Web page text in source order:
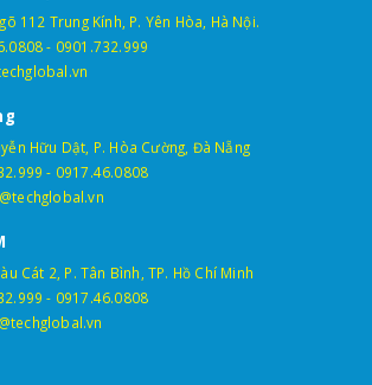
112 Trung Kính, P. Yên Hòa, Hà Nội.
- 0901.732.999
Hữu Dật, P. Hòa Cường, Đà Nẵng
- 0917.46.0808
Cát 2, P. Tân Bình, TP. Hồ Chí Minh
- 0917.46.0808